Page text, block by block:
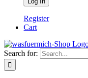
Register
Cart
Search for: